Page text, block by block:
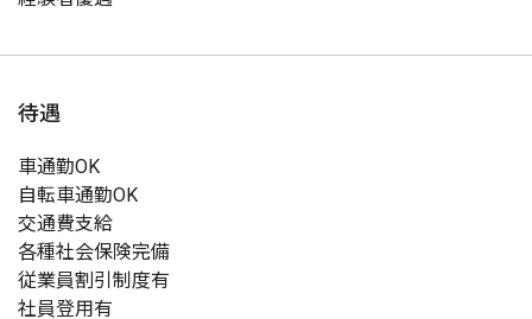
待遇
車通勤OK
自転車通勤OK
交通費支給
各種社会保険完備
従業員割引制度有
社員登用有